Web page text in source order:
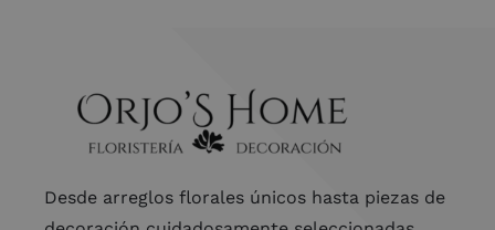
Desde arreglos florales únicos hasta piezas de